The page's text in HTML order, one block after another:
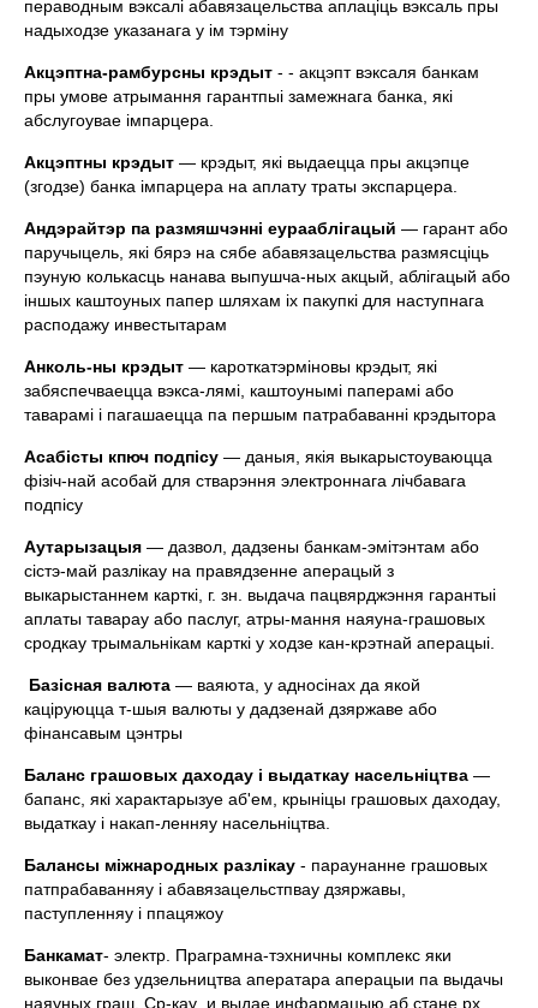
пераводным вэксалi абавязацельства аплацiць вэксаль пры
надыходзе указанага у iм тэрмiну
Акцэптна-рамбурсны крэдыт - - акцэпт вэксаля банкам
пры умове атрымання гарантпыi замежнага банка, якi
абслугоувае iмпарцера.
Акцэптны крэдыт — крэдыт, якi выдаецца пры акцэпце
(згодзе) банка iмпарцера на аплату траты экспарцера.
Андэрайтэр па размяшчэннi еурааблiгацый — гарант або
паручыцель, якi бярэ на сябе абавязацельства размясцiць
пэуную колькасць нанава выпушча-ных акцый, аблiгацый або
iншых каштоуных папер шляхам iх пакупкi для наступнага
расподажу инвестытарам
Анколь-ны крэдыт — кароткатэрмiновы крэдыт, якi
забяспечваецца вэкса-лямi, каштоунымi паперамi або
таварамi i пагашаецца па першым патрабаваннi крэдытора
Асабiсты кпюч подпiсу — даныя, якiя выкарыстоуваюцца
фiзiч-най асобай для стварэння электроннага лiчбавага
подпiсу
Аутарызацыя — дазвол, дадзены банкам-эмiтэнтам або
сiстэ-май разлiкау на правядзенне аперацый з
выкарыстаннем карткi, г. зн. выдача пацвярджэння гарантыi
аплаты таварау або паслуг, атры-мання наяуна-грашовых
сродкау трымальнiкам карткi у ходзе кан-крэтнай аперацыi.
Базiсная валюта — ваяюта, у адносiнах да якой
кацiруюцца т-шыя валюты у дадзенай дзяржаве або
фiнансавым цэнтры
Баланс грашовых даходау i выдаткау насельнiцтва —
бапанс, якi характарызуе аб'ем, крынiцы грашовых даходау,
выдаткау i накап-ленняу насельнiцтва.
Балансы мiжнародных разлiкау - параунанне грашовых
патпрабаванняу i абавязацельстпвау дзяржавы,
паступленняу i ппацяжоу
Банкамат- электр. Праграмна-тэхничны комплекс яки
выконвае без удзельництва аператара аперацыи па выдачы
наяуных граш. Ср-кау и выдае инфармацыю аб стане рх